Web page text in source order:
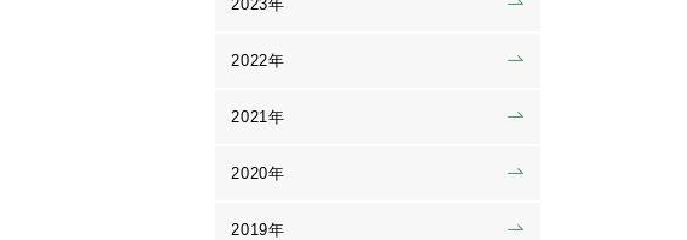
2023年
2022年
2021年
2020年
2019年